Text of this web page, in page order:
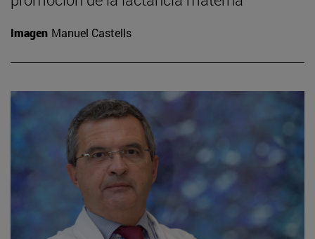
Imagen Manuel Castells